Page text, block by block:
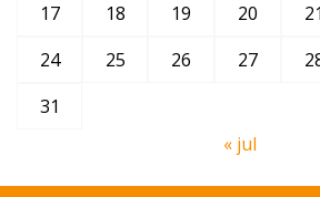
17
18 19 20 21
24
25 26 27
31
« jul